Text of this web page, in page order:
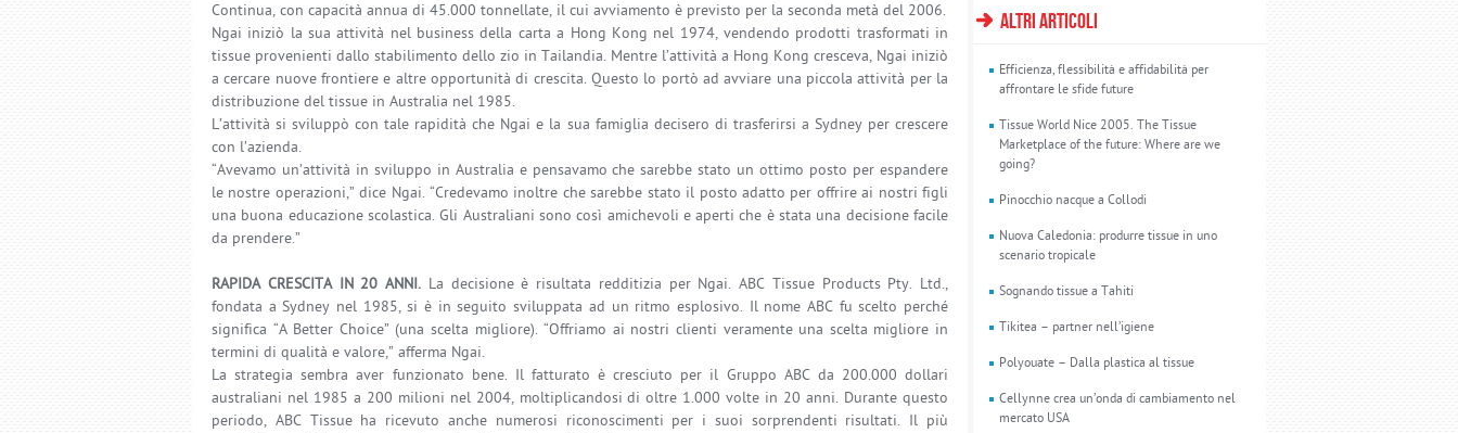
Continua, con capacità annua di 45.000 tonnellate, il cui avviamento è previsto per la seconda metà del 2006.
Ngai iniziò la sua attività nel business della carta a Hong Kong nel 1974, vendendo prodotti trasformati in
tissue provenienti dallo stabilimento dello zio in Tailandia. Mentre l’attività a Hong Kong cresceva, Ngai iniziò
a cercare nuove frontiere e altre opportunità di crescita. Questo lo portò ad avviare una piccola attività per la
distribuzione del tissue in Australia nel 1985.
L’attività si sviluppò con tale rapidità che Ngai e la sua famiglia decisero di trasferirsi a Sydney per crescere
con l’azienda.
“Avevamo un’attività in sviluppo in Australia e pensavamo che sarebbe stato un ottimo posto per espandere
le nostre operazioni,” dice Ngai. “Credevamo inoltre che sarebbe stato il posto adatto per offrire ai nostri figli
una buona educazione scolastica. Gli Australiani sono così amichevoli e aperti che è stata una decisione facile
da prendere.”
RAPIDA CRESCITA IN 20 ANNI. La decisione è risultata redditizia per Ngai. ABC Tissue Products Pty. Ltd.,
fondata a Sydney nel 1985, si è in seguito sviluppata ad un ritmo esplosivo. Il nome ABC fu scelto perché
significa “A Better Choice” (una scelta migliore). “Offriamo ai nostri clienti veramente una scelta migliore in
termini di qualità e valore,” afferma Ngai.
La strategia sembra aver funzionato bene. Il fatturato è cresciuto per il Gruppo ABC da 200.000 dollari
australiani nel 1985 a 200 milioni nel 2004, moltiplicandosi di oltre 1.000 volte in 20 anni. Durante questo
periodo, ABC Tissue ha ricevuto anche numerosi riconoscimenti per i suoi sorprendenti risultati. Il più
altri articoli
Efficienza, flessibilità e affidabilità per
affrontare le sfide future
Tissue World Nice 2005. The Tissue
Marketplace of the future: Where are we
going?
Pinocchio nacque a Collodi
Nuova Caledonia: produrre tissue in uno
scenario tropicale
Sognando tissue a Tahiti
Tikitea – partner nell’igiene
Polyouate – Dalla plastica al tissue
Cellynne crea un’onda di cambiamento nel
mercato USA